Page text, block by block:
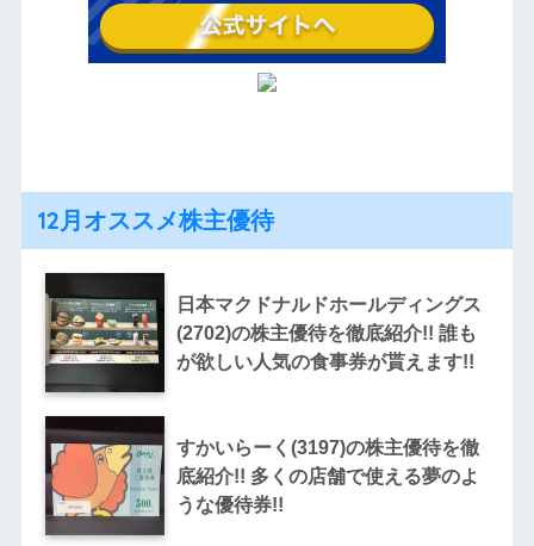
12月オススメ株主優待
日本マクドナルドホールディングス
(2702)の株主優待を徹底紹介!! 誰も
が欲しい人気の食事券が貰えます!!
すかいらーく(3197)の株主優待を徹
底紹介!! 多くの店舗で使える夢のよ
うな優待券!!